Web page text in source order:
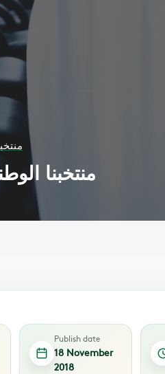
منتخبنا
Publish date
18 November
2018